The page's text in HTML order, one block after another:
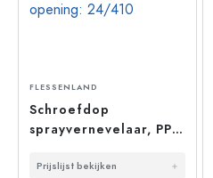
FLESSENLAND
Schroefdop
sprayvernevelaar, PP-
opening: 24/410
Prijslijst bekijken